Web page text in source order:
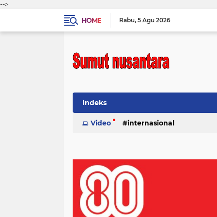
-->
HOME
Rabu 5 Agu 2026
Indeks
Video internasional